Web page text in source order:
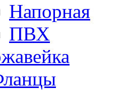
Напорная
ПВХ